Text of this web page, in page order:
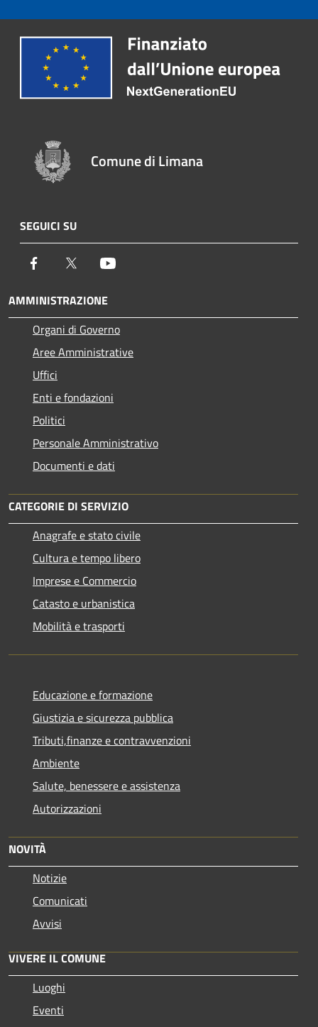
Comune di Limana
SEGUICI SU
Facebook Twitter
AMMINISTRAZIONE
Organi di Governo
Aree Amministrative
Uffici
Enti e fondazioni
Politici
Personale Amministrativo
Documenti e dati
CATEGORIE DI SERVIZIO
Anagrafe e stato civile
Cultura e tempo libero
Imprese e Commercio
Catasto e urbanistica
Mobilità e trasporti
Educazione e formazione
Giustizia e sicurezza pubblica
Tributi,finanze e contravvenzioni
Ambiente
Salute, benessere e assistenza
Autorizzazioni
NOVITÀ
Notizie
Comunicati
Avvisi
VIVERE IL COMUNE
Luoghi
Eventi